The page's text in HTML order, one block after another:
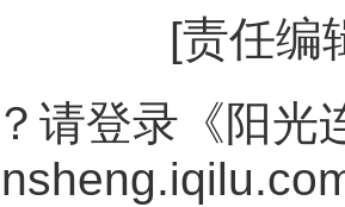
[责任编
请登录《阳光